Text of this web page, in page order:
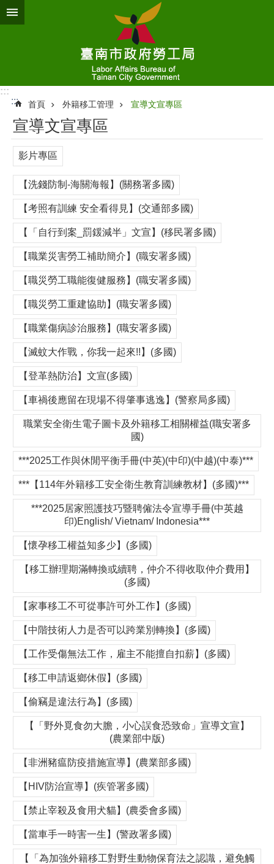
跳到主要內容區塊
:::
:::
首頁 外籍移工管理 宣導文宣專區
宣導文宣專區
影片專區
【洗錢防制-海關海報】(關務署多國)
【考照有訓練 安全看得見】(交通部多國)
【「自行到案_罰鍰減半」文宣】(移民署多國)
【職業災害勞工補助簡介】(職安署多國)
【職災勞工職能復健服務】(職安署多國)
【職災勞工重建協助】(職安署多國)
【職業傷病診治服務】(職安署多國)
【滅蚊大作戰，你我一起來!!】(多國)
【登革熱防治】文宣(多國)
【車禍後應留在現場不得肇事逃逸】(警察局多國)
職業安全衛生電子圖卡及外籍移工相關權益(職安署多
國)
***2025工作與休閒平衡手冊(中英)(中印)(中越)(中泰)***
***【114年外籍移工安全衛生教育訓練教材】(多國)***
***2025居家照護技巧暨聘僱法令宣導手冊(中英越
印)English/ Vietnam/ Indonesia***
【懷孕移工權益知多少】(多國)
【移工辦理期滿轉換或續聘，仲介不得收取仲介費用】
(多國)
【家事移工不可從事許可外工作】(多國)
【中階技術人力是否可以跨業別轉換】(多國)
【工作受傷無法工作，雇主不能擅自扣薪】(多國)
【移工申請返鄉休假】(多國)
【偷竊是違法行為】(多國)
【「野外覓食勿大膽，小心誤食恐致命」宣導文宣】
(農業部中版)
【非洲豬瘟防疫措施宣導】(農業部多國)
【HIV防治宣導】(疾管署多國)
【禁止宰殺及食用犬貓】(農委會多國)
【當車手一時害一生】(警政署多國)
【「為加強外籍移工對野生動物保育法之認識，避免觸